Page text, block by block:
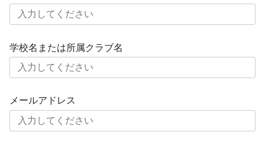
学校名または所属クラブ名
メールアドレス